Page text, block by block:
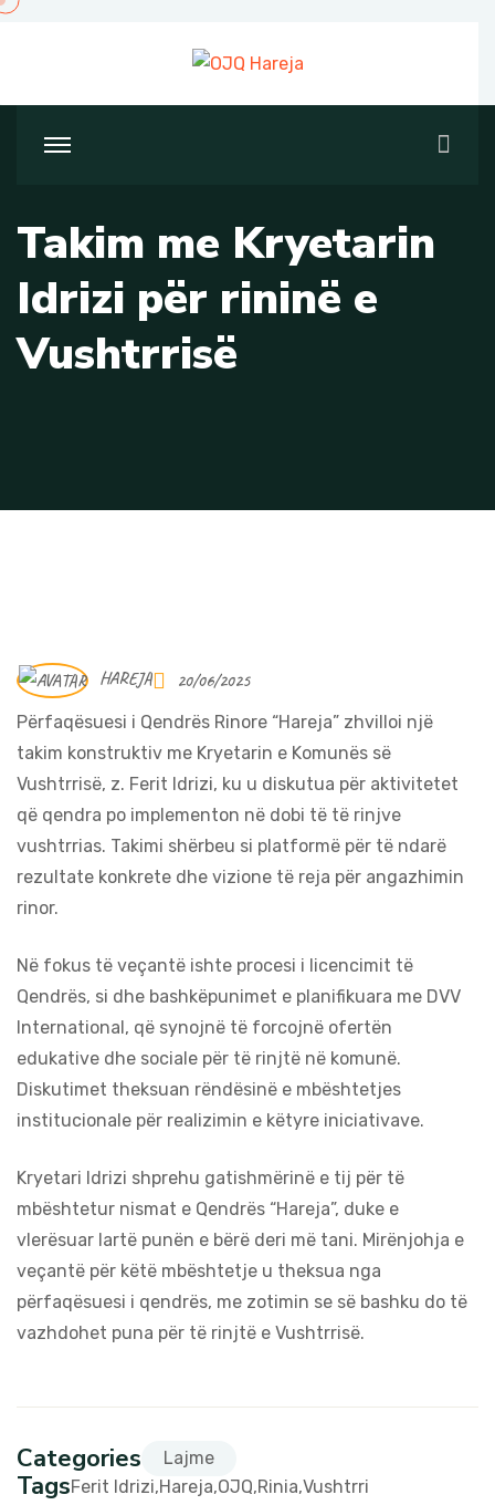
Skip
Takim me Kryetarin
Idrizi për rininë e
Vushtrrisë
HAREJA 20/06/2025
Përfaqësuesi i Qendrës Rinore “Hareja” zhvilloi një
takim konstruktiv me Kryetarin e Komunës së
Vushtrrisë, z. Ferit Idrizi, ku u diskutua për aktivitetet
që qendra po implementon në dobi të të rinjve
vushtrrias. Takimi shërbeu si platformë për të ndarë
rezultate konkrete dhe vizione të reja për angazhimin
rinor.
Në fokus të veçantë ishte procesi i licencimit të
Qendrës, si dhe bashkëpunimet e planifikuara me DVV
International, që synojnë të forcojnë ofertën
edukative dhe sociale për të rinjtë në komunë.
Diskutimet theksuan rëndësinë e mbështetjes
institucionale për realizimin e këtyre iniciativave.
Kryetari Idrizi shprehu gatishmërinë e tij për të
mbështetur nismat e Qendrës “Hareja”, duke e
vlerësuar lartë punën e bërë deri më tani. Mirënjohja e
veçantë për këtë mbështetje u theksua nga
përfaqësuesi i qendrës, me zotimin se së bashku do të
vazhdohet puna për të rinjtë e Vushtrrisë.
Categories Lajme
TagsFerit Idrizi Hareja OJQ Rinia Vushtrri